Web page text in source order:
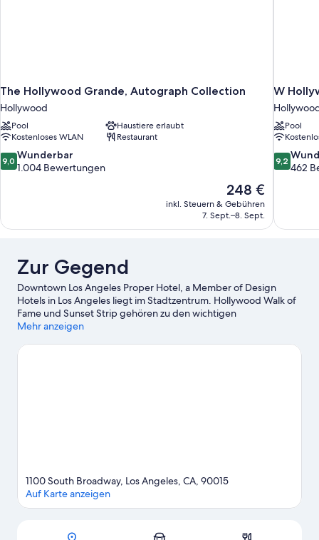
The Hollywood Grande, Autograph Collection
Hollywood
Pool
Haustiere erlaubt
Kostenloses WLAN
Restaurant
9.0
von
Bewertungen
9,0 Wunderbar
1.004 Bewertungen
Der
Preis
beträgt
248 €
inkl. Steuern & Gebühren
7. Sept.–8. Sept.
W
Pool
9.2
von
9,2
462
Zur Gegend
Downtown Los Angeles Proper Hotel, a Member of Design
Hotels in Los Angeles liegt im Stadtzentrum. Hollywood Walk of
Fame und Sunset Strip gehören zu den wichtigen
Sehenswürdigkeiten, während Besucher, die shoppen gehen
Market und Rodeo Drive. Lust auf ein spannendes Event? Dann
Mehr anzeigen
Karte
1100 South Broadway, Los Angeles, CA, 90015
Auf Karte anzeigen